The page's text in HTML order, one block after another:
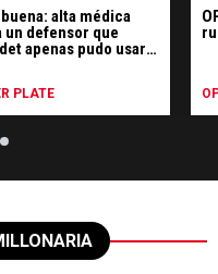
buena: alta médica
un defensor que
apenas pudo usar
PLATE